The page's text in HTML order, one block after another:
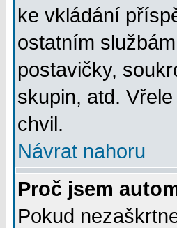
ke vkládání
ostatním
postavičky,
skupin, atd.
chvil.
Návrat nahoru
Proč jsem
Pokud